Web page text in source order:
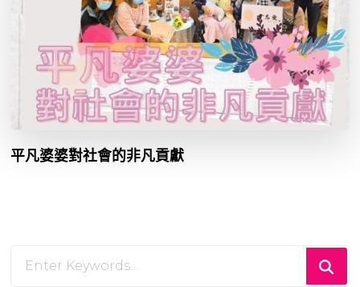
平凡婆婆對社會的非凡貢獻